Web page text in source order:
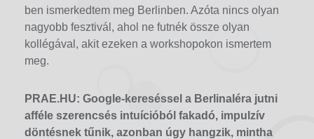
ben ismerkedtem meg Berlinben. Azóta nincs olyan
nagyobb fesztivál, ahol ne futnék össze olyan
kollégával, akit ezeken a workshopokon ismertem
meg.
PRAE.HU: Google-kereséssel a Berlinaléra jutni
afféle szerencsés intuícióból fakadó, impulzív
döntésnek tűnik, azonban úgy hangzik, mintha